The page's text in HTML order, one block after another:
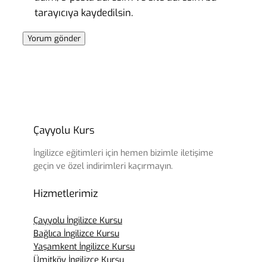
tarayıcıya kaydedilsin.
Çayyolu Kurs
İngilizce eğitimleri için hemen bizimle iletişime
geçin ve özel indirimleri kaçırmayın.
Hizmetlerimiz
Çayyolu İngilizce Kursu
Bağlıca İngilizce Kursu
Yaşamkent İngilizce Kursu
Ümitköy İngilizce Kursu